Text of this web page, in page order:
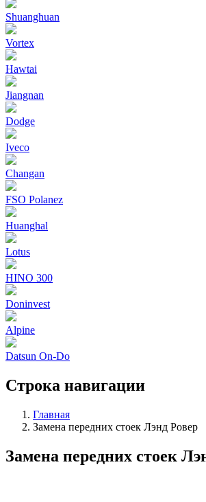
Shuanghuan
Vortex
Hawtai
Jiangnan
Dodge
Iveco
Changan
FSO Polanez
Huanghal
Lotus
HINO 300
Doninvest
Alpine
Datsun On-Do
Строка навигации
Главная
Замена передних стоек Лэнд Ровер
Замена передних стоек